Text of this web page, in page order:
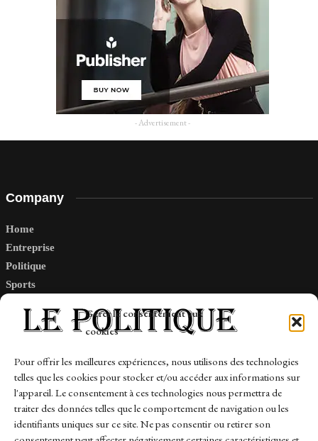
Gérer le consentement aux
cookies
Pour offrir les meilleures expériences, nous utilisons des technologies
telles que les cookies pour stocker et/ou accéder aux informations sur
l'appareil. Le consentement à ces technologies nous permettra de
traiter des données telles que le comportement de navigation ou les
identifiants uniques sur ce site. Ne pas consentir ou retirer son
- Advertisement -
Company
Home
Entreprise
Politique
Sports
Links
Contact
Sitemap